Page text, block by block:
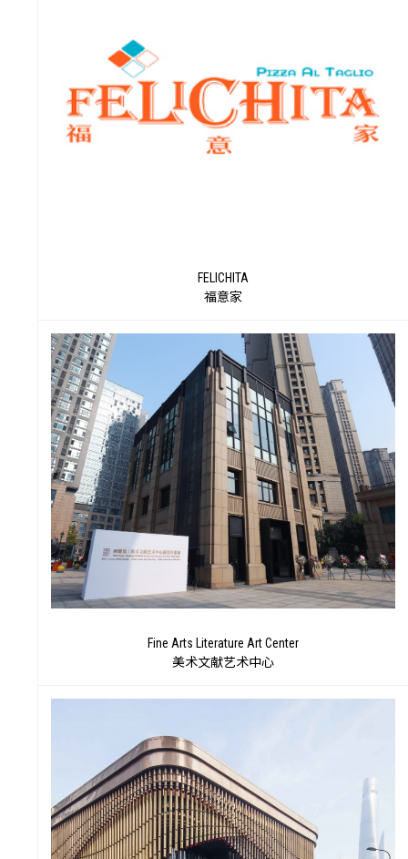
FELICHITA
福意家
Fine Arts Literature Art Center
美术文献艺术中心